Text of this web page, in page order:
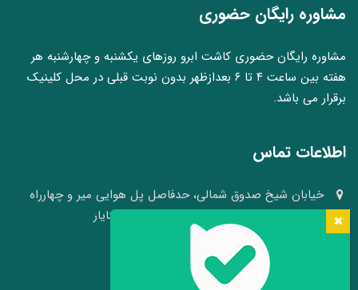
مشاوره رایگان حضوری
مشاوره رایگان حضوری کاشت ابرو روزهای یکشنبه و چهارشنبه هر
هفته بین ساعت ۴ تا ۶ بعدازظهر بدون نوبت قبلی در محل کلینیک
برقرار می باشد.
اطلاعات تماس
خیابان شیخ صدوق شمالی، حدفاصل پل هوایی میر و چهارراه
وکلا، نبش کوچه ۴۱، کلینیک پوست و مو سینایار
info[at]hairheadface.com